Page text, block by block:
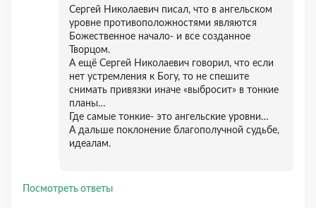
Сергей Николаевич писал, что в ангельском
уровне противоположностями являются
Божественное начало- и все созданное
Творцом.
А ещё Сергей Николаевич говорил, что если
нет устремления к Богу, то не спешите
снимать привязки иначе «выбросит» в тонкие
планы…
Где самые тонкие- это ангельские уровни…
А дальше поклонение благополучной судьбе,
идеалам.
Посмотреть ответы